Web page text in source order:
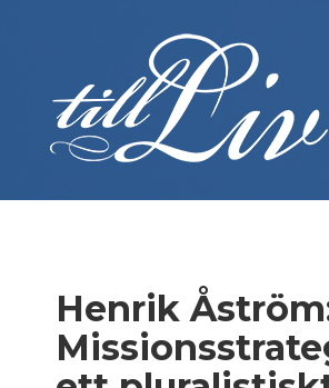
Henrik